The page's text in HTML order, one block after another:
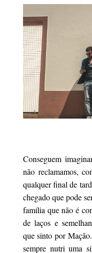
Conseguem
não reclamamos,
qualquer final de
chegado que pode
família que não é
de laços e
que sinto por
sempre nutri uma